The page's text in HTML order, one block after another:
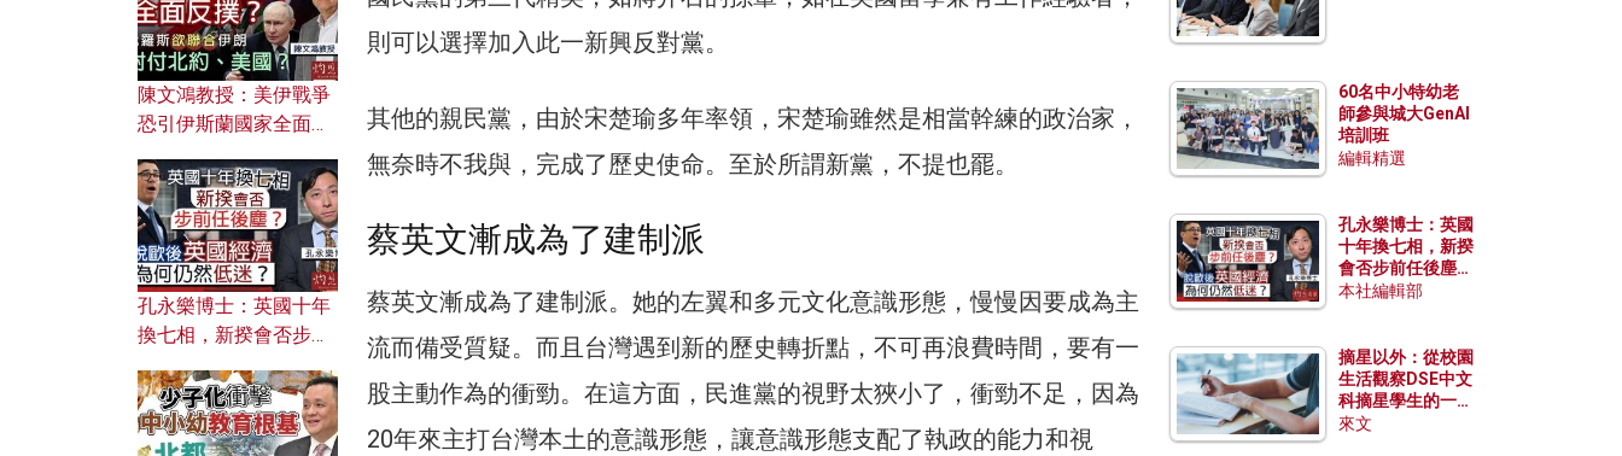
則可以選擇加入此一新興反對黨。
其他的親民黨，由於宋楚瑜多年率領，宋楚瑜雖然是相當幹練的政治家，
無奈時不我與，完成了歷史使命。至於所謂新黨，不提也罷。
蔡英文漸成為了建制派
蔡英文漸成為了建制派。她的左翼和多元文化意識形態，慢慢因要成為主
流而備受質疑。而且台灣遇到新的歷史轉折點，不可再浪費時間，要有一
股主動作為的衝勁。在這方面，民進黨的視野太狹小了，衝勁不足，因為
20年來主打台灣本土的意識形態，讓意識形態支配了執政的能力和視
陳文鴻教授：美伊戰爭
恐引伊斯蘭國家全面反
對付北約美國？
孔永樂博士：英國十年
換七相，新揆會否步前
濟為何仍然低迷？
60名中小特幼老
師參與城大GenAI
培訓班
編輯精選
孔永樂博士：英國
十年換七相，新揆
會否步前任後塵？
脫歐後英國經濟為
本社編輯部
摘星以外：從校園
生活觀察DSE中文
科摘星學生的一點
特質
來文